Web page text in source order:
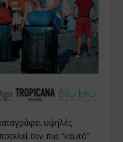
υψηλές
τον πιο “καυτό”